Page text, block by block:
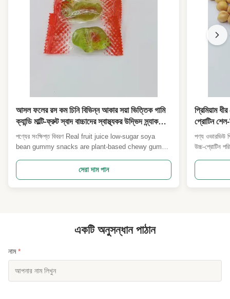
আসল ফলের রস কম চিনি বিভিন্ন আকার সয়া ভিত্তিক গামি
ক্যান্ডি মাল্টি-ফ্রুট স্বাদ বাচ্চাদের স্বাস্থ্যকর উদ্ভিদ স্ন্যাক
উপহার পাইকারি জন্য সুপারমার্কেট সুবিধা দোকান
আমদানিকারক
পণ্যের সংক্ষিপ্ত বিবরণ Real fruit juice low-sugar soya
bean gummy snacks are plant-based chewy gummy
and concentrated real fruit juice as core flavor
source instead of artificial fruit essences. স্ট্রবেরি,
আম, কমলা এবং আঙ্গুর সহ বিভিন্ন প্রাকৃতিক ...
সেরা দাম পান
প্রিমিয়াম
প্রোটিন শেল-
পাইকারি
পণ্য ওভারভিউ
উচ্চ-প্রোটিন
অনায়াসে
একটি অনুসন্ধান পাঠান
নাম*